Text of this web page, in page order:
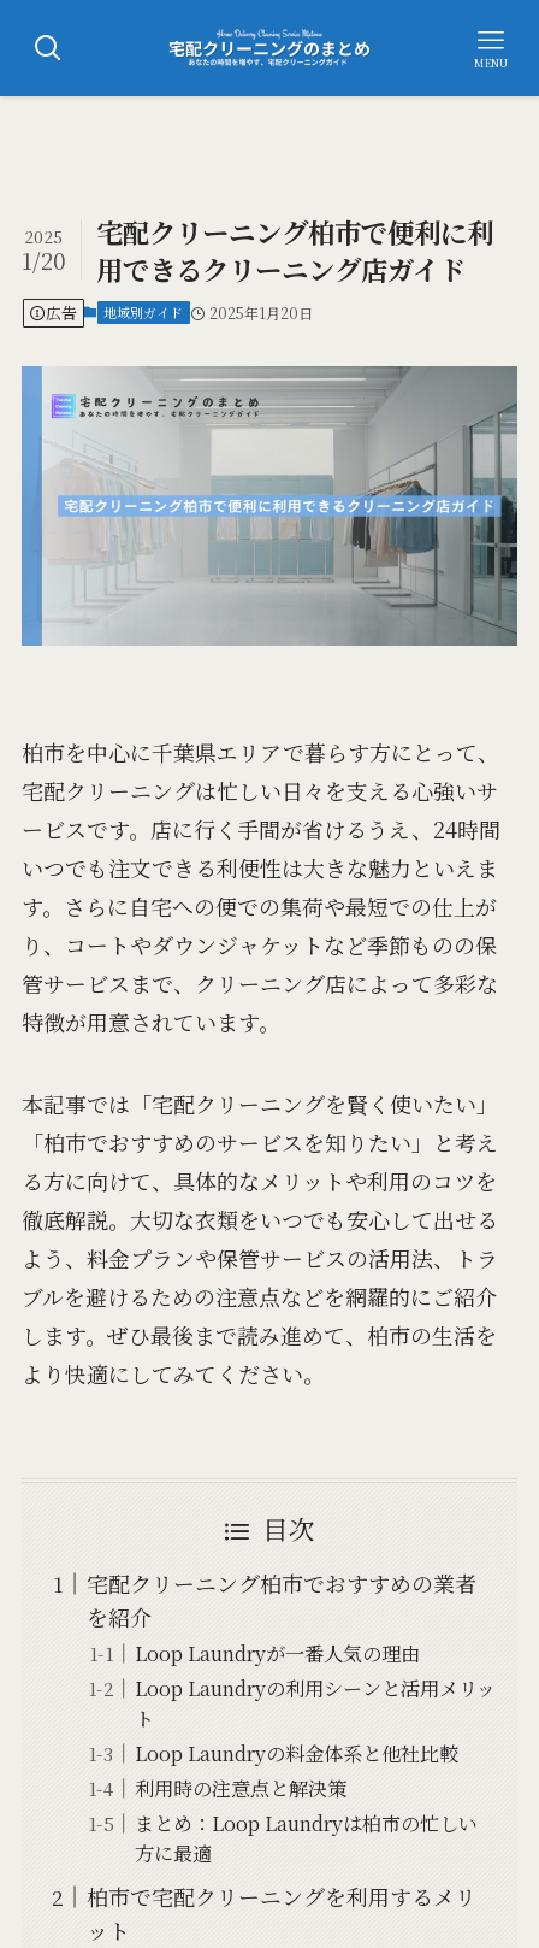
MENU
宅配クリーニング柏市で便利に利
用できるクリーニング店ガイド
2025
1/20
広告 地域別ガイド 2025年1月20日
柏市を中心に千葉県エリアで暮らす方にとって、
宅配クリーニングは忙しい日々を支える心強いサ
ービスです。店に行く手間が省けるうえ、24時間
いつでも注文できる利便性は大きな魅力といえま
す。さらに自宅への便での集荷や最短での仕上が
り、コートやダウンジャケットなど季節ものの保
管サービスまで、クリーニング店によって多彩な
特徴が用意されています。
本記事では「宅配クリーニングを賢く使いたい」
「柏市でおすすめのサービスを知りたい」と考え
る方に向けて、具体的なメリットや利用のコツを
徹底解説。大切な衣類をいつでも安心して出せる
よう、料金プランや保管サービスの活用法、トラ
ブルを避けるための注意点などを網羅的にご紹介
します。ぜひ最後まで読み進めて、柏市の生活を
より快適にしてみてください。
目次
宅配クリーニング柏市でおすすめの業者
を紹介
Loop Laundryが一番人気の理由
Loop Laundryの利用シーンと活用メリッ
ト
Loop Laundryの料金体系と他社比較
利用時の注意点と解決策
まとめ：Loop Laundryは柏市の忙しい
方に最適
柏市で宅配クリーニングを利用するメリ
ット